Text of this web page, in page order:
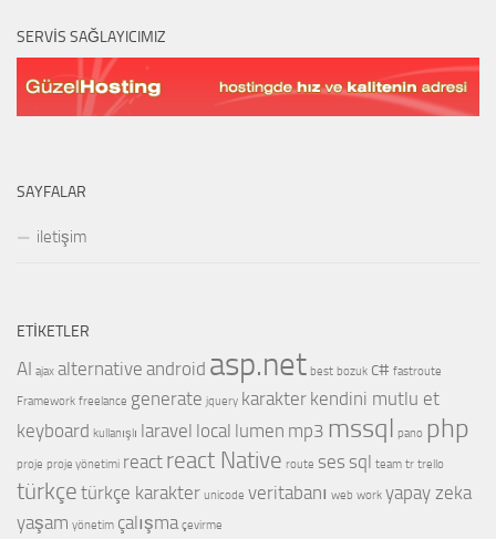
SERVIS SAĞLAYICIMIZ
SAYFALAR
iletişim
ETIKETLER
AI ajax alternative android asp.net best bozuk c# fastroute
Framework freelance generate jquery karakter kendini mutlu et
keyboard kullanışlı laravel local lumen mp3 mssql pano php
proje proje yönetimi react react Native route ses sql team tr trello
türkçe türkçe karakter unicode veritabanı web work yapay zeka
yaşam yönetim çalışma çevirme